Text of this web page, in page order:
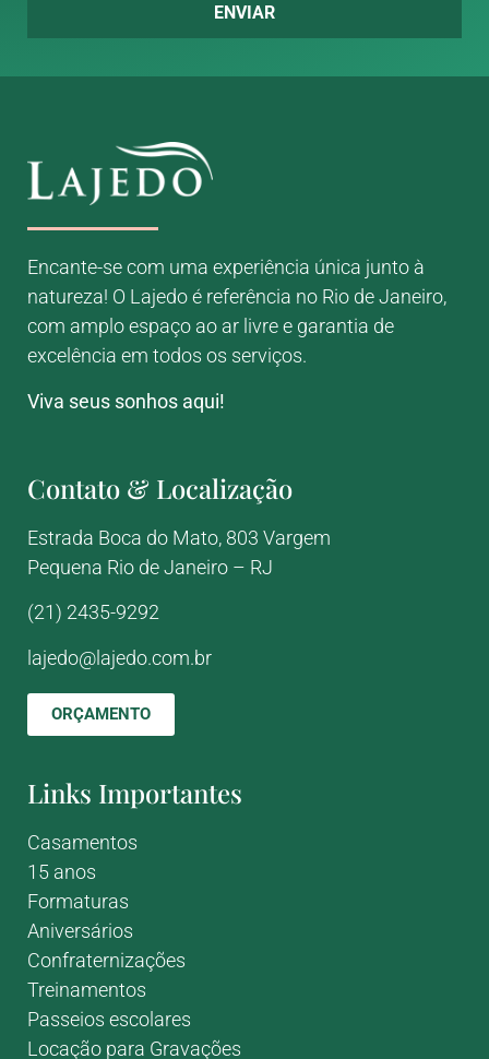
ENVIAR
Encante-se com uma experiência única junto à
natureza! O Lajedo é referência no Rio de Janeiro,
com amplo espaço ao ar livre e garantia de
excelência em todos os serviços.
Viva seus sonhos aqui!
Contato & Localização
Estrada Boca do Mato, 803 Vargem
Pequena Rio de Janeiro – RJ
(21) 2435-9292
lajedo@lajedo.com.br
ORÇAMENTO
Links Importantes
Casamentos
15 anos
Formaturas
Aniversários
Confraternizações
Treinamentos
Passeios escolares
Locação para Gravações